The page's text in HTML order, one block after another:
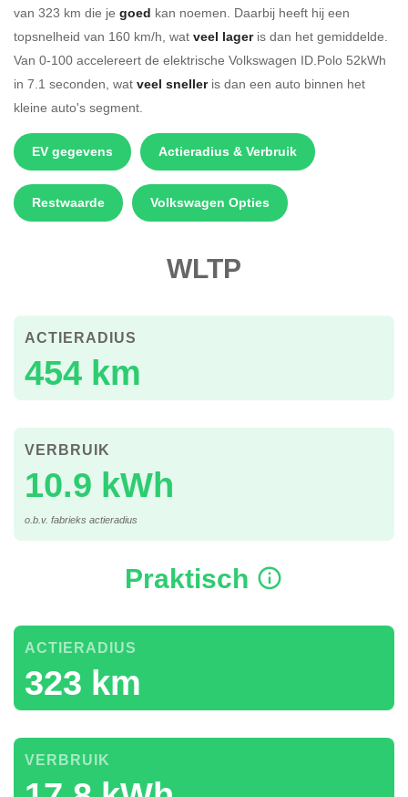
van 323 km die je goed kan noemen. Daarbij heeft hij een
topsnelheid van 160 km/h, wat veel lageris dan het gemiddelde.
Van 0-100 accelereert de elektrische Volkswagen ID.Polo 52kWh
in 7.1 seconden, wat veel snelleris dan een auto binnen het
kleine auto's segment.
EV gegevens Actieradius & Verbruik
Restwaarde Volkswagen Opties
WLTP
454 km
ACTIERADIUS
10.9 kWh
VERBRUIK
o.b.v. fabrieks actieradius
Praktisch
323 km
ACTIERADIUS
VERBRUIK